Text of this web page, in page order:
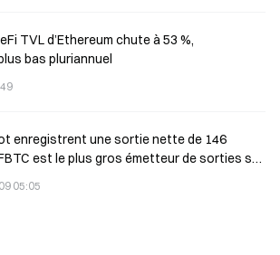
TVL d’Ethereum chute à 53 %,
bas pluriannuel
enregistrent une sortie nette de 146
est le plus gros émetteur de sorties sur
05:05